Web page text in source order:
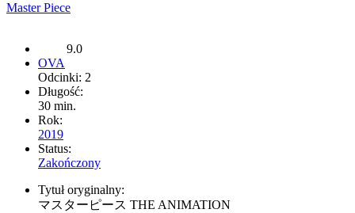
Master Piece
9.0
OVA
Odcinki: 2
Długość:
30 min.
Rok:
2019
Status:
Zakończony
Tytuł oryginalny:
マスターピース THE ANIMATION